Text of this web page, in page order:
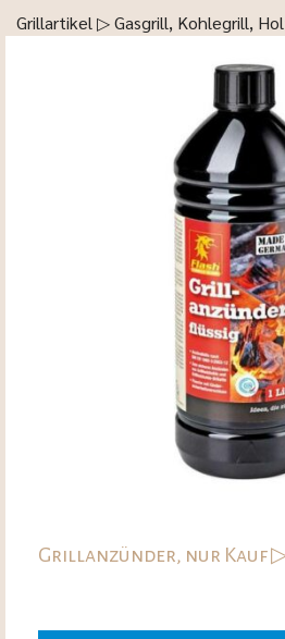
Grillartikel ▷ Gasgrill, Kohlegrill,
Grillanzünder, nur Kauf ▷